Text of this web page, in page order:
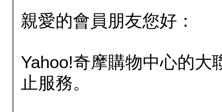
親愛的會員朋友您好：
Yahoo!奇摩購物中心的大
止服務。